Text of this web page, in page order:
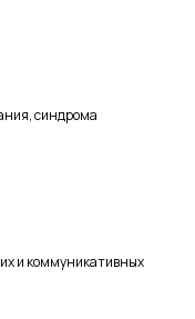
синдрома
и коммуникативных